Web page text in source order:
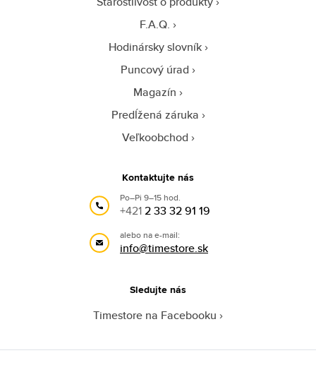
F.A.Q.
Hodinársky slovník
Puncový úrad
Magazín
Predĺžená záruka
Veľkoobchod
Kontaktujte nás
Po–Pi 9–15 hod.
+4212 33 32 91 19
alebo na e-mail:
info@timestore.sk
Sledujte nás
Timestore na Facebooku